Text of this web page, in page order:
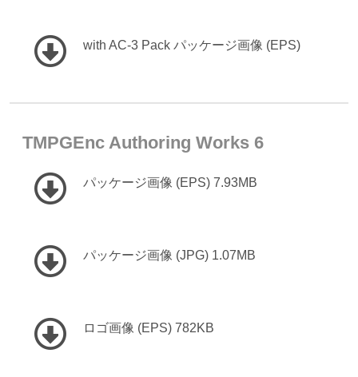
with AC-3 Pack パッケージ画像 (EPS)
TMPGEnc Authoring Works 6
パッケージ画像 (EPS) 7.93MB
パッケージ画像 (JPG) 1.07MB
ロゴ画像 (EPS) 782KB